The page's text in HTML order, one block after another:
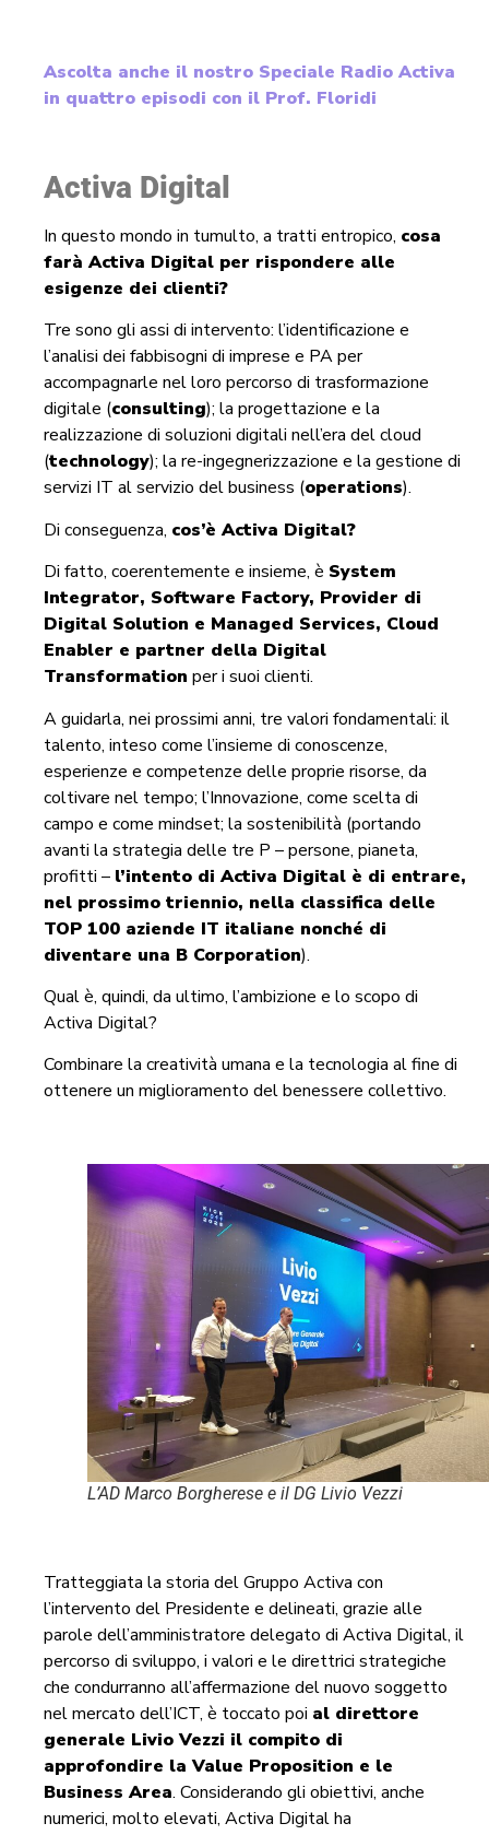
Ascolta anche il nostro Speciale Radio Activa
in quattro episodi con il Prof. Floridi
Activa Digital
In questo mondo in tumulto, a tratti entropico, cosa
farà Activa Digital per rispondere alle
esigenze dei clienti?
Tre sono gli assi di intervento: l’identificazione e
l’analisi dei fabbisogni di imprese e PA per
accompagnarle nel loro percorso di trasformazione
digitale (consulting); la progettazione e la
realizzazione di soluzioni digitali nell’era del cloud
(technology); la re-ingegnerizzazione e la gestione di
servizi IT al servizio del business (operations).
Di conseguenza, cos’è Activa Digital?
Di fatto, coerentemente e insieme, è System
Integrator, Software Factory, Provider di
Digital Solution e Managed Services, Cloud
Enabler e partner della Digital
Transformation per i suoi clienti.
A guidarla, nei prossimi anni, tre valori fondamentali: il
talento, inteso come l’insieme di conoscenze,
esperienze e competenze delle proprie risorse, da
coltivare nel tempo; l’Innovazione, come scelta di
campo e come mindset; la sostenibilità (portando
avanti la strategia delle tre P – persone, pianeta,
profitti – l’intento di Activa Digital è di entrare,
nel prossimo triennio, nella classifica delle
TOP 100 aziende IT italiane nonché di
diventare una B Corporation).
Qual è, quindi, da ultimo, l’ambizione e lo scopo di
Activa Digital?
Combinare la creatività umana e la tecnologia al fine di
ottenere un miglioramento del benessere collettivo.
L’AD Marco Borgherese e il DG Livio Vezzi
Tratteggiata la storia del Gruppo Activa con
l’intervento del Presidente e delineati, grazie alle
parole dell’amministratore delegato di Activa Digital, il
percorso di sviluppo, i valori e le direttrici strategiche
che condurranno all’affermazione del nuovo soggetto
nel mercato dell’ICT, è toccato poi al direttore
generale Livio Vezzi il compito di
approfondire la Value Proposition e le
Business Area. Considerando gli obiettivi, anche
numerici, molto elevati, Activa Digital ha